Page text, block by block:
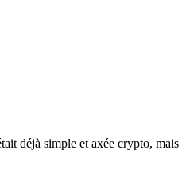
déjà simple et axée crypto,